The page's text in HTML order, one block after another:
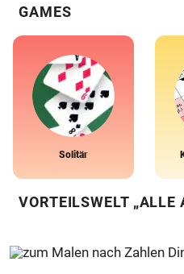
GAMES
Solitär
VORTEILSWELT „ALLE